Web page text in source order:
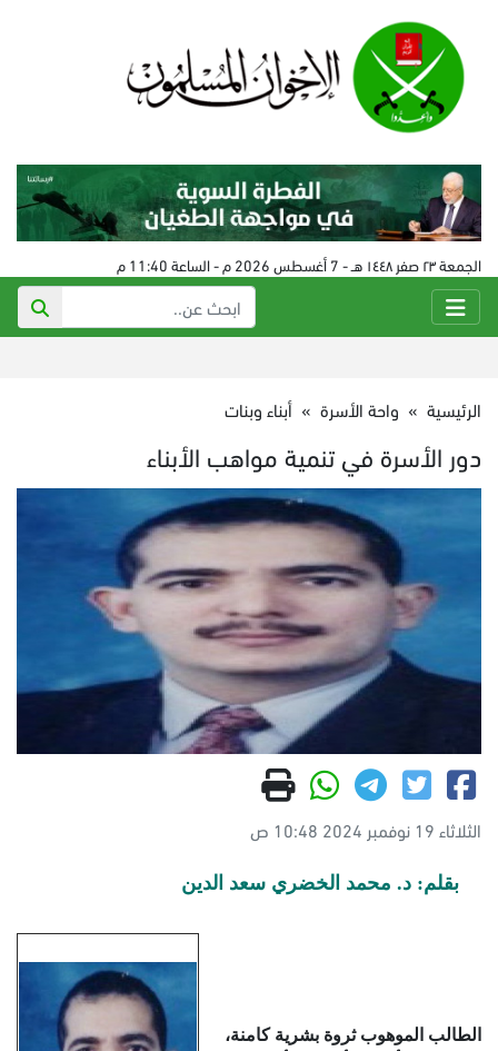
الجمعة ٢٣ صفر ١٤٤٨ هـ - 7 أغسطس 2026 م - الساعة 11:40 م
الرئيسية » واحة الأسرة » أبناء وبنات
دور الأسرة في تنمية مواهب الأبناء
الثلاثاء 19 نوفمبر 2024 10:48 ص
بقلم: د. محمد الخضري سعد الدين
الطالب الموهوب ثروة بشرية كامنة،